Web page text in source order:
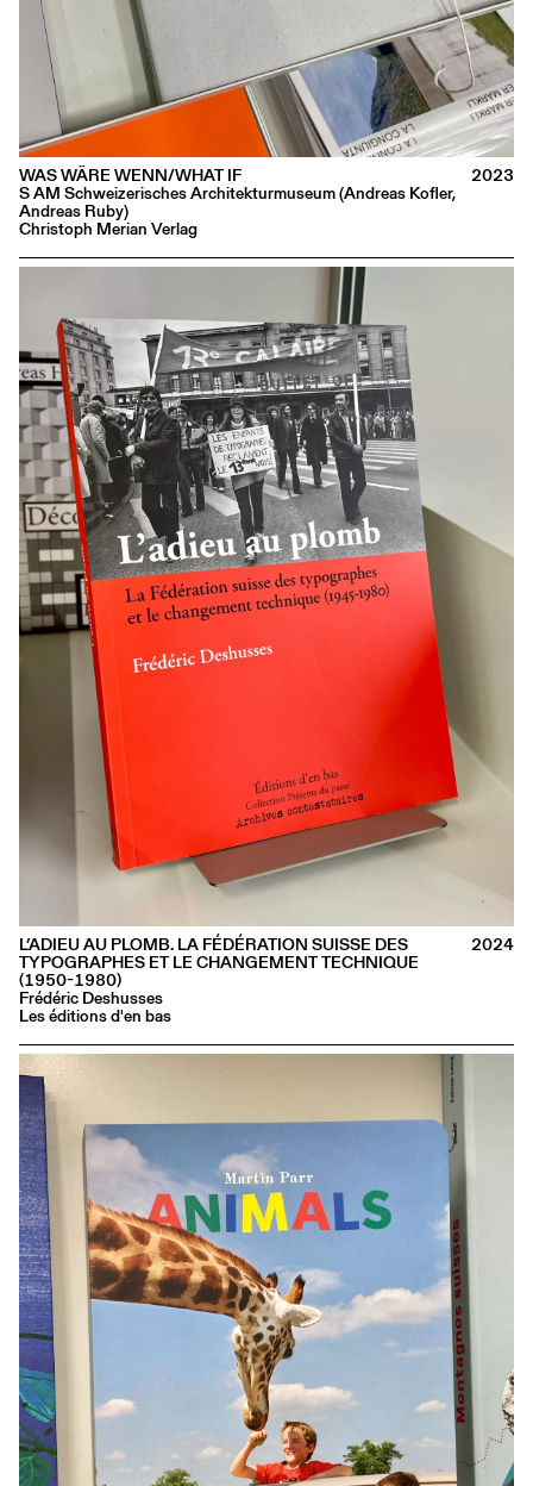
WAS WÄRE WENN/WHAT IF
S AM Schweizerisches Architekturmuseum (Andreas Kofler,
Andreas Ruby)
Christoph Merian Verlag
2023
L’ADIEU AU PLOMB. LA FÉDÉRATION SUISSE DES
TYPOGRAPHES ET LE CHANGEMENT TECHNIQUE
(1950-1980)
Frédéric Deshusses
Les éditions d'en bas
2024